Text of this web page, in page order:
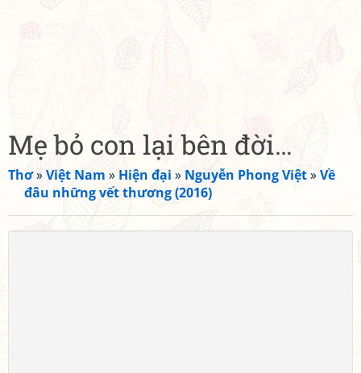
Mẹ bỏ con lại bên đời…
Thơ»Việt Nam » Hiện đại » Nguyễn Phong Việt»Về
đâu những vết thương (2016)